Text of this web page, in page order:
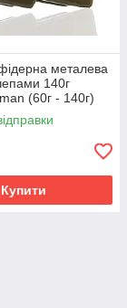
металева
140г
(60г - 140г)
фідера
Купити